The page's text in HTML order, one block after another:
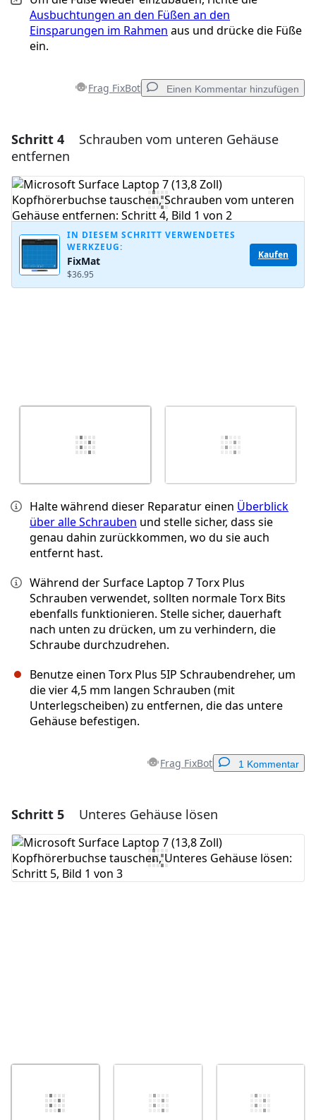
Ausbuchtungen an den Füßen an den
Einsparungen im Rahmen aus und drücke die Füße
ein.
Frag FixBot Einen Kommentar hinzufügen
Einen Kommentar hinzufügen
Kommentar hinzufügen
Abbrechen Kommentieren
Schritt 4
Schrauben vom unteren Gehäuse
entfernen
IN DIESEM SCHRITT VERWENDETES
WERKZEUG:
FixMat
$36.95
Kaufen
Halte während dieser Reparatur einen Überblick
über alle Schrauben und stelle sicher, dass sie
genau dahin zurückkommen, wo du sie auch
entfernt hast.
Während der Surface Laptop 7 Torx Plus
Schrauben verwendet, sollten normale Torx Bits
ebenfalls funktionieren. Stelle sicher, dauerhaft
nach unten zu drücken, um zu verhindern, die
Schraube durchzudrehen.
Benutze einen Torx Plus 5IP Schraubendreher, um
die vier 4,5 mm langen Schrauben (mit
Unterlegscheiben) zu entfernen, die das untere
Gehäuse befestigen.
Frag FixBot 1 Kommentar
Einen Kommentar hinzufügen
Kommentar hinzufügen
Schritt 5 Unteres Gehäuse lösen